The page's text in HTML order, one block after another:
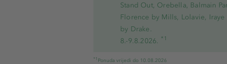
Stand Out, Orebella, Balmain
Florence by Mills, Lolavie,
by Drake.
8.-9.8.2026. *1
*1 Ponuda vrijedi do 10.08.2026